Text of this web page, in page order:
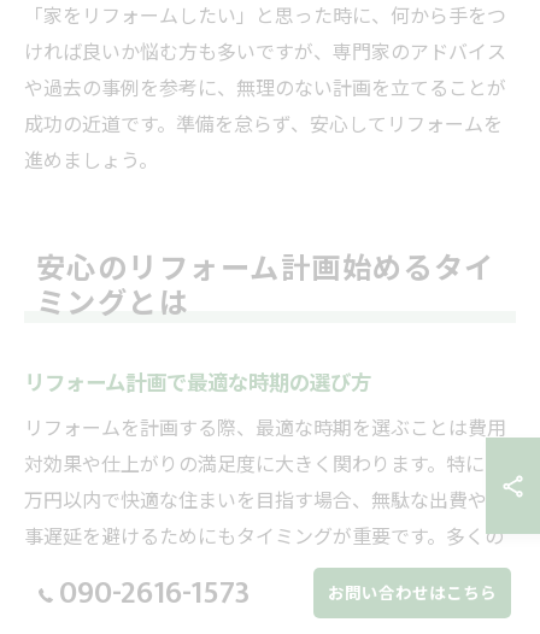
「家をリフォームしたい」と思った時に、何から手をつ
ければ良いか悩む方も多いですが、専門家のアドバイス
や過去の事例を参考に、無理のない計画を立てることが
成功の近道です。準備を怠らず、安心してリフォームを
進めましょう。
安心のリフォーム計画始めるタイ
ミングとは
リフォーム計画で最適な時期の選び方
リフォームを計画する際、最適な時期を選ぶことは費用
対効果や仕上がりの満足度に大きく関わります。特に500
万円以内で快適な住まいを目指す場合、無駄な出費や工
事遅延を避けるためにもタイミングが重要です。多くの
リフォーム会社の繁忙期は春と秋と言われており、この
時期は見積もりや着工までに時間がかかることが多いで
090-2616-1573 お問い合わせはこちら